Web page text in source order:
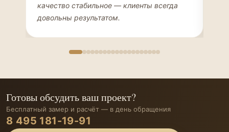
качество стабильное — клиенты всегда
довольны результатом.
Готовы обсудить ваш проект?
Бесплатный замер и расчёт — в день обращения
8 495 181-19-91